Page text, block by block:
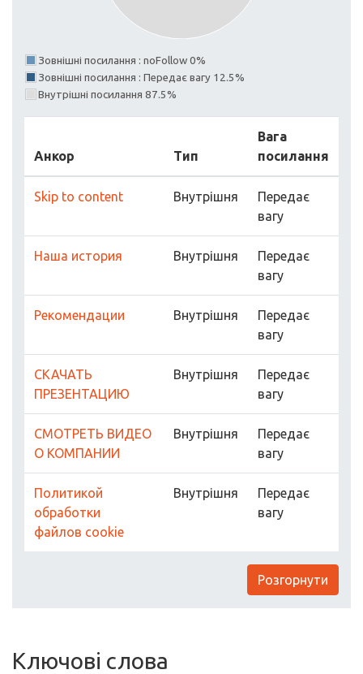
Зовнішні посилання : noFollow 0%
Зовнішні посилання : Передає вагу 12.5%
Внутрішні посилання 87.5%
Анкор Тип
Вага
посилання
Skip to content Внутрішня
Передає
вагу
Наша история Внутрішня
Передає
вагу
Рекомендации Внутрішня
Передає
вагу
СКАЧАТЬ
ПРЕЗЕНТАЦИЮ
Внутрішня
Передає
вагу
СМОТРЕТЬ ВИДЕО
О КОМПАНИИ
Внутрішня
Передає
вагу
Политикой
обработки
файлов cookie
Внутрішня
Передає
вагу
Розгорнути
Ключові слова